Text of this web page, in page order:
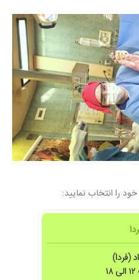
۱۴۰۴/۰۹/۱۵
۱۴۰۳/۰۶/۲۳
بسیار عالیهههه ۱۴۰۳/۰۶/۲۳
۱۴۰۴/۱۲/۱۳
۱۴۰۵/۰۳/۰۱
را انتخاب نمایید: